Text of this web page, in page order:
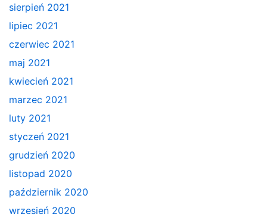
sierpień 2021
lipiec 2021
czerwiec 2021
maj 2021
kwiecień 2021
marzec 2021
luty 2021
styczeń 2021
grudzień 2020
listopad 2020
październik 2020
wrzesień 2020